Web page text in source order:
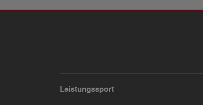
Leistungssport